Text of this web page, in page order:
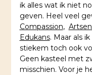
ik alles wat ik niet
geven. Heel veel
Compassion,
Edukans. Maar als
stiekem toch ook
Geen kasteel met
misschien. Voor je